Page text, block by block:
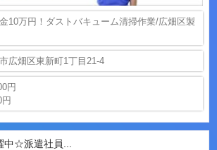
10万円！ダストバキューム清掃作業/広畑区製
広畑区東新町1丁目21-4
円
中☆派遣社員...